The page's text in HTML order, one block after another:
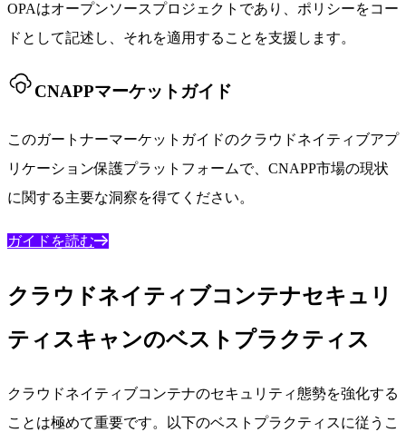
OPAはオープンソースプロジェクトであり、ポリシーをコー
ドとして記述し、それを適用することを支援します。
CNAPPマーケットガイド
このガートナーマーケットガイドのクラウドネイティブアプ
リケーション保護プラットフォームで、CNAPP市場の現状
に関する主要な洞察を得てください。
ガイドを読む
クラウドネイティブコンテナセキュリ
ティスキャンのベストプラクティス
クラウドネイティブコンテナのセキュリティ態勢を強化する
ことは極めて重要です。以下のベストプラクティスに従うこ